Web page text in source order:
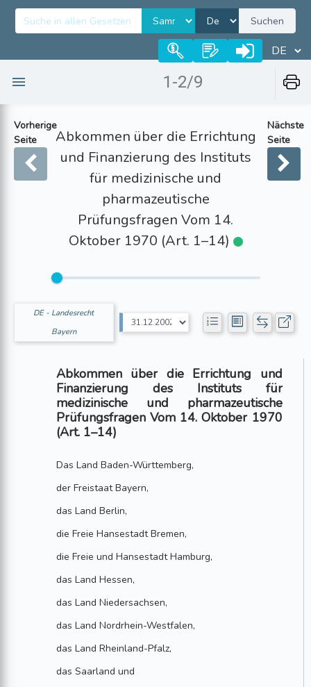
Suchen
1-2/9
Vorherige
Seite
Abkommen über die Errichtung
und Finanzierung des Instituts
für medizinische und
pharmazeutische
Prüfungsfragen Vom 14.
Oktober 1970 (Art. 1–14)
Nächste
Seite
DE - Landesrecht
Bayern
Abkommen über die Errichtung und
Finanzierung des Instituts für
medizinische und pharmazeutische
Prüfungsfragen Vom 14. Oktober 1970
(Art. 1–14)
Das Land Baden-Württemberg,
der Freistaat Bayern,
das Land Berlin,
die Freie Hansestadt Bremen,
die Freie und Hansestadt Hamburg,
das Land Hessen,
das Land Niedersachsen,
das Land Nordrhein-Westfalen,
das Land Rheinland-Pfalz,
das Saarland und